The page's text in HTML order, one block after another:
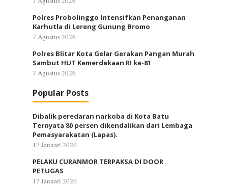
Polres Probolinggo Intensifkan Penanganan
Karhutla di Lereng Gunung Bromo
7 Agustus 2026
Polres Blitar Kota Gelar Gerakan Pangan Murah
Sambut HUT Kemerdekaan RI ke-81
7 Agustus 2026
Popular Posts
Dibalik peredaran narkoba di Kota Batu
Ternyata 80 persen dikendalikan dari Lembaga
Pemasyarakatan (Lapas).
17 Januari 2020
PELAKU CURANMOR TERPAKSA DI DOOR
PETUGAS
17 Januari 2020